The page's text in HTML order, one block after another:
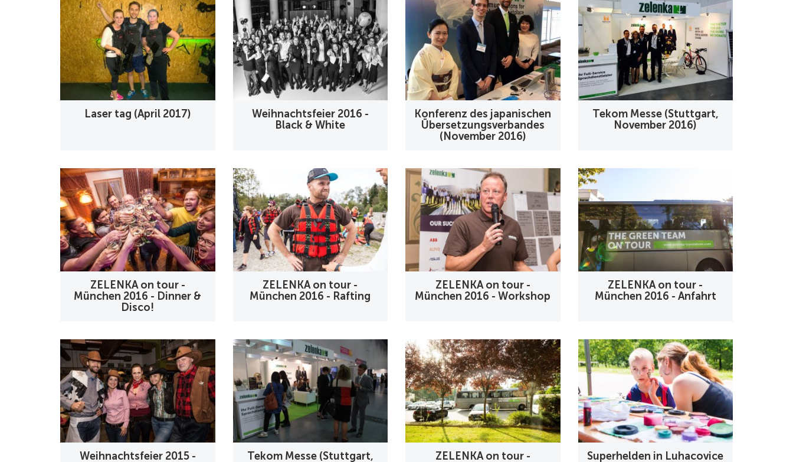
Laser tag (April 2017)
Weihnachtsfeier 2016 -
Black & White
Konferenz des japanischen
Übersetzungsverbandes
(November 2016)
Tekom Messe (Stuttgart,
November 2016)
ZELENKA on tour -
München 2016 - Dinner &
Disco!
ZELENKA on tour -
München 2016 - Rafting
ZELENKA on tour -
München 2016 - Workshop
ZELENKA on tour -
München 2016 - Anfahrt
Weihnachtsfeier 2015 -
Tekom Messe (Stuttgart,
ZELENKA on tour -
Superhelden in Luhacovice